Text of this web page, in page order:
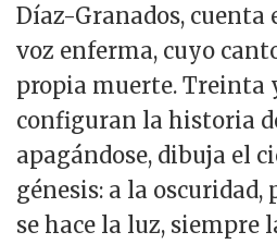
Díaz-Granados, cuenta
voz enferma, cuyo
propia muerte. Treinta
configuran la historia
apagándose, dibuja el
génesis: a la
se hace la luz, siempre